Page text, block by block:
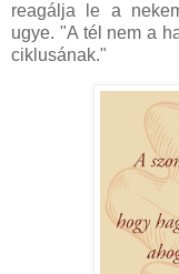
reagálja le a
ugye. "A tél nem a
ciklusának."